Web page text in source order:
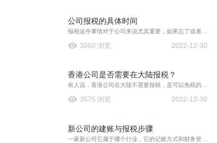
公司报税的具体时间
报税这件事情对于公司来说尤其重要，如果忘了或者是
响公司的发展。
2022-12-30
3050 浏览
香港公司是否需要在大陆报税？
有人说，香港公司在大陆不需要报税，是可以免税的，
以还在香港注册公司开立账户。那么，问题来了，事实
2022-12-30
3575 浏览
新公司的建账与报税步骤
一家新公司它属于哪个行业，它的记账方式和财务管理